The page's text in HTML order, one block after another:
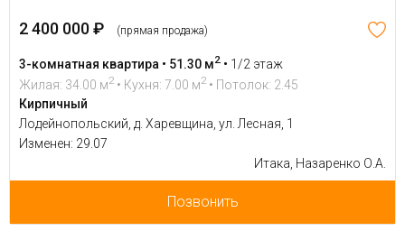
2 400 000 ₽ (прямая продажа)
3-комнатная квартира • 51.30 м2 • 1/2 этаж
Жилая: 34.00 м2 • Кухня: 7.00 м2 • Потолок: 2.45
Кирпичный
Лодейнопольский, д. Харевщина, ул. Лесная, 1
Изменен: 29.07
Итака, Назаренко О.А.
Позвонить